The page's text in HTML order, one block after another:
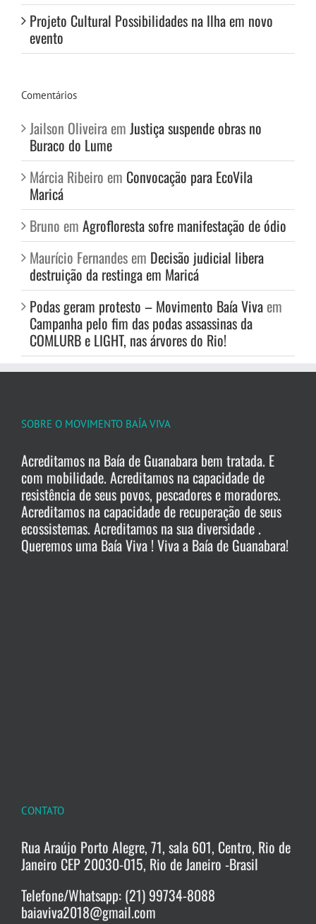
Projeto Cultural Possibilidades na Ilha em novo
evento
Comentários
Jailson Oliveira em Justiça suspende obras no
Buraco do Lume
Márcia Ribeiro em Convocação para EcoVila
Maricá
Bruno em Agrofloresta sofre manifestação de ódio
Maurício Fernandes em Decisão judicial libera
destruição da restinga em Maricá
Podas geram protesto – Movimento Baía Viva em
Campanha pelo fim das podas assassinas da
COMLURB e LIGHT, nas árvores do Rio!
SOBRE O MOVIMENTO BAÍA VIVA
Acreditamos na Baía de Guanabara bem tratada. E
com mobilidade. Acreditamos na capacidade de
resistência de seus povos, pescadores e moradores.
Acreditamos na capacidade de recuperação de seus
ecossistemas. Acreditamos na sua diversidade .
Queremos uma Baía Viva ! Viva a Baía de Guanabara!
CONTATO
Rua Araújo Porto Alegre, 71, sala 601, Centro, Rio de
Janeiro CEP 20030-015, Rio de Janeiro -Brasil
Telefone/Whatsapp: (21) 99734-8088
baiaviva2018@gmail.com